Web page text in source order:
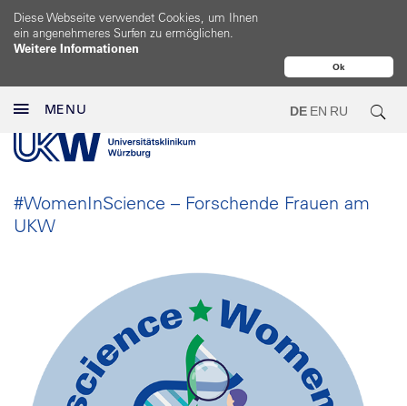
Ok
Diese Webseite verwendet Cookies, um Ihnen
ein angenehmeres Surfen zu ermöglichen.
Weitere Informationen
MENU DE EN RU
#WomenInScience – Forschende Frauen am
UKW